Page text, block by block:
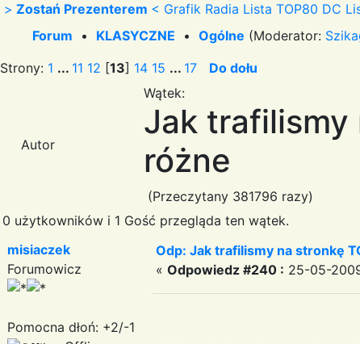
> Zostań Prezenterem < Grafik Radia Lista TOP80 DC
Forum • KLASYCZNE • Ogólne (Moderator:
Strony: 1 ... 11 12 [13] 14 15 ... 17 Do dołu
Autor
Wątek:
Jak trafilismy
różne
(Przeczytany 381796 razy)
0 użytkowników i 1 Gość przegląda ten wątek.
misiaczek
Forumowicz
Pomocna dłoń: +2/-1
Odp: Jak trafilismy na stronkę
« Odpowiedz #240 : 25-05-